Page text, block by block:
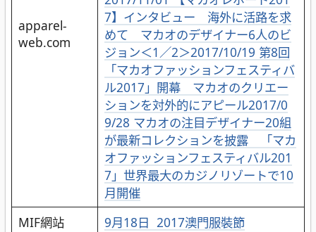
apparel-
web.com
7】インタビュー 海外に活路を求
めて マカオのデザイナー6人のビ
ジョン＜1／2＞2017/10/19 第8回
「マカオファッションフェスティバ
ル2017」開幕 マカオのクリエー
ションを対外的にアピール2017/0
9/28 マカオの注目デザイナー20組
が最新コレクションを披露 「マカ
オファッションフェスティバル201
7」世界最大のカジノリゾートで10
月開催
MIF網站
9月18日 2017澳門服裝節